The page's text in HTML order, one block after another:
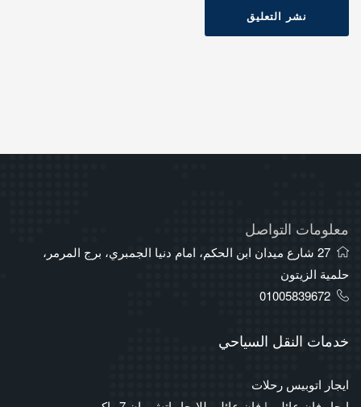
نشر التعليق
معلومات التواصل
27 شارع ميدان ابن الحكم، امام دنيا الجمبري، برج المرمر،
حلمية الزيتون
01005839672
خدمات النقل السياحي
ايجار اتوبيس رحلات